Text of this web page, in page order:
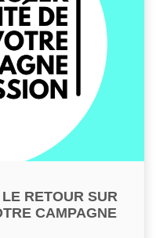
RETOUR SUR
CAMPAGNE